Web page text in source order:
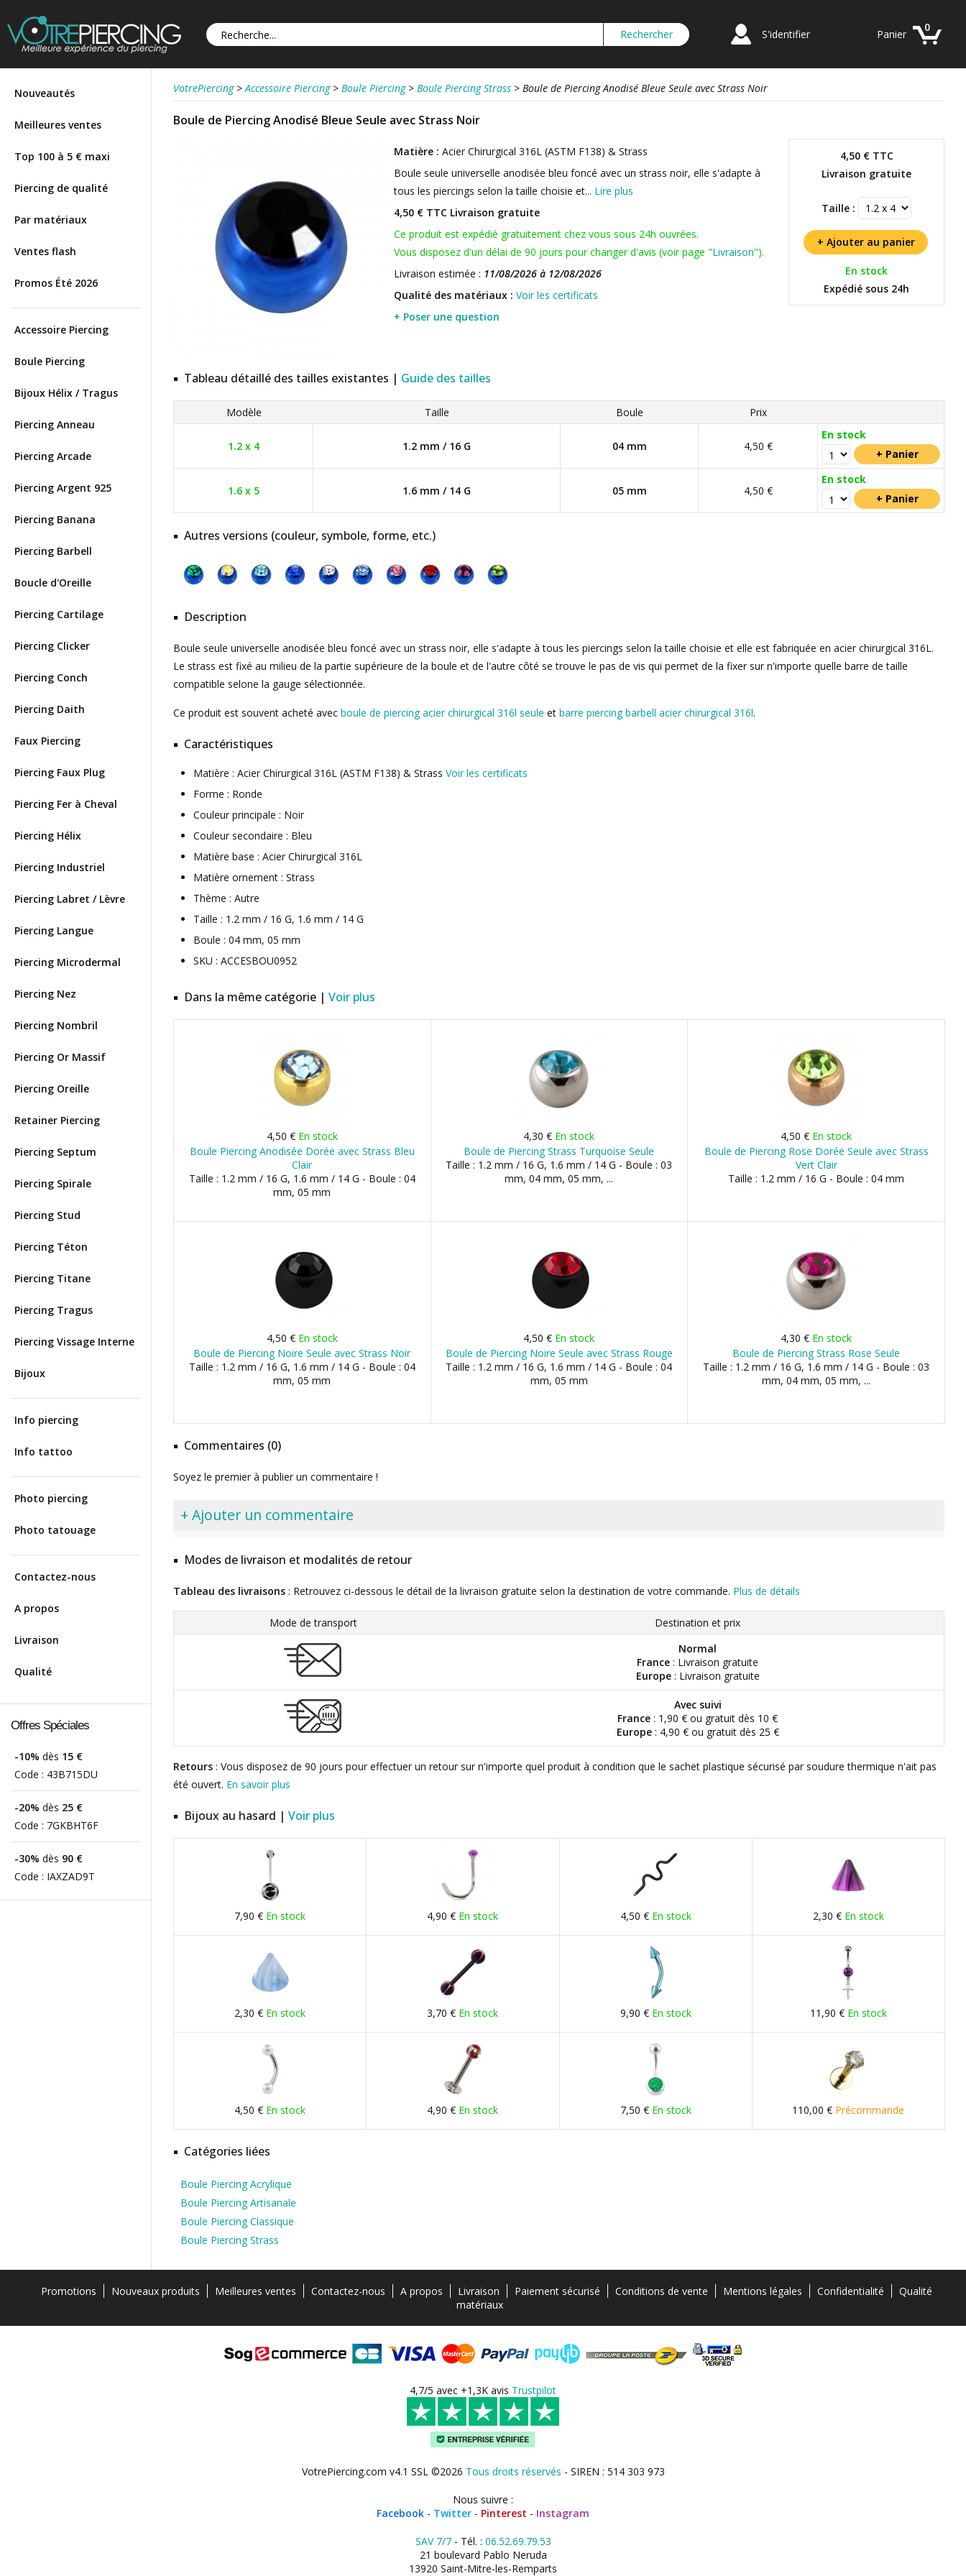
S'identifier
0
Panier
Nouveautés
Meilleures ventes
Top 100 à 5 € maxi
Piercing de qualité
Par matériaux
Ventes flash
Promos Été 2026
Accessoire Piercing
Boule Piercing
Bijoux Hélix / Tragus
Piercing Anneau
Piercing Arcade
Piercing Argent 925
Piercing Banana
Piercing Barbell
Boucle d'Oreille
Piercing Cartilage
Piercing Clicker
Piercing Conch
Piercing Daith
Faux Piercing
Piercing Faux Plug
Piercing Fer à Cheval
Piercing Hélix
Piercing Industriel
Piercing Labret / Lèvre
Piercing Langue
Piercing Microdermal
Piercing Nez
Piercing Nombril
Piercing Or Massif
Piercing Oreille
Retainer Piercing
Piercing Septum
Piercing Spirale
Piercing Stud
Piercing Téton
Piercing Titane
Piercing Tragus
Piercing Vissage Interne
Bijoux
Info piercing
Info tattoo
Photo piercing
Photo tatouage
Contactez-nous
A propos
Livraison
Qualité
Offres Spéciales
-10% dès 15 €
Code : 43B715DU
-20% dès 25 €
Code : 7GKBHT6F
-30% dès 90 €
Code : IAXZAD9T
VotrePiercing > Accessoire Piercing > Boule Piercing > Boule Piercing Strass > Boule de Piercing Anodisé Bleue Seule avec Strass Noir
Boule de Piercing Anodisé Bleue Seule avec Strass Noir
4,50 €TTC
Livraison gratuite
Taille :
En stock
Expédié sous 24h
Matière : Acier Chirurgical 316L (ASTM F138) & Strass
Boule seule universelle anodisée bleu foncé avec un strass noir, elle s'adapte à
tous les piercings selon la taille choisie et... Lire plus
4,50 € TTC Livraison gratuite
Ce produit est expédié gratuitement chez vous sous 24h ouvrées.
Vous disposez d'un délai de 90 jours pour changer d'avis (voir page "Livraison").
Livraison estimée : 11/08/2026 à 12/08/2026
Qualité des matériaux : Voir les certificats
+ Poser une question
Tableau détaillé des tailles existantes | Guide des tailles
Modèle Taille Boule Prix
1.2 x 4 1.2 mm / 16 G 04 mm 4,50 €
En stock
1.6 x 5 1.6 mm / 14 G 05 mm 4,50 €
En stock
Autres versions (couleur, symbole, forme, etc.)
Description
Boule seule universelle anodisée bleu foncé avec un strass noir, elle s'adapte à tous les piercings selon la taille choisie et elle est fabriquée en acier chirurgical 316L.
Le strass est fixé au milieu de la partie supérieure de la boule et de l'autre côté se trouve le pas de vis qui permet de la fixer sur n'importe quelle barre de taille
compatible selone la gauge sélectionnée.
Ce produit est souvent acheté avec boule de piercing acier chirurgical 316l seule et barre piercing barbell acier chirurgical 316l.
Caractéristiques
Matière : Acier Chirurgical 316L (ASTM F138) & Strass Voir les certificats
Forme : Ronde
Couleur principale : Noir
Couleur secondaire : Bleu
Matière base : Acier Chirurgical 316L
Matière ornement : Strass
Thème : Autre
Taille : 1.2 mm / 16 G, 1.6 mm / 14 G
Boule : 04 mm, 05 mm
SKU : ACCESBOU0952
Dans la même catégorie | Voir plus
4,50 € En stock
Boule Piercing Anodisée Dorée avec Strass Bleu
Clair
Taille : 1.2 mm / 16 G, 1.6 mm / 14 G - Boule : 04
mm, 05 mm
4,30 € En stock
Boule de Piercing Strass Turquoise Seule
Taille : 1.2 mm / 16 G, 1.6 mm / 14 G - Boule : 03
mm, 04 mm, 05 mm, ...
4,50 € En stock
Boule de Piercing Rose Dorée Seule avec Strass
Vert Clair
Taille : 1.2 mm / 16 G - Boule : 04 mm
4,50 € En stock
Boule de Piercing Noire Seule avec Strass Noir
Taille : 1.2 mm / 16 G, 1.6 mm / 14 G - Boule : 04
mm, 05 mm
4,50 € En stock
Boule de Piercing Noire Seule avec Strass Rouge
Taille : 1.2 mm / 16 G, 1.6 mm / 14 G - Boule : 04
mm, 05 mm
4,30 € En stock
Boule de Piercing Strass Rose Seule
Taille : 1.2 mm / 16 G, 1.6 mm / 14 G - Boule : 03
mm, 04 mm, 05 mm, ...
Commentaires (0)
Soyez le premier à publier un commentaire !
+ Ajouter un commentaire
Modes de livraison et modalités de retour
Tableau des livraisons : Retrouvez ci-dessous le détail de la livraison gratuite selon la destination de votre commande. Plus de détails
Mode de transport
Destination et prix
Normal
France : Livraison gratuite
Europe: Livraison gratuite
Avec suivi
France : 1,90 € ou gratuit dès 10 €
Europe: 4,90 € ou gratuit dès 25 €
Retours : Vous disposez de 90 jours pour effectuer un retour sur n'importe quel produit à condition que le sachet plastique sécurisé par soudure thermique n'ait pas
été ouvert. En savoir plus
Bijoux au hasard | Voir plus
7,90 € En stock 4,90 € En stock 4,50 € En stock 2,30 € En stock
2,30 € En stock 3,70 € En stock 9,90 € En stock 11,90 € En stock
4,50 € En stock 4,90 € En stock 7,50 € En stock 110,00 € Précommande
Catégories liées
Boule Piercing Acrylique
Boule Piercing Artisanale
Boule Piercing Classique
Boule Piercing Strass
Promotions Nouveaux produits Meilleures ventes Contactez-nous A propos Livraison Paiement sécurisé Conditions de vente Mentions légales Confidentialité
Qualité
matériaux
4,7/5 avec +1,3K avis Trustpilot
VotrePiercing.com v4.1 SSL ©2026 Tous droits réservés - SIREN : 514 303 973
Nous suivre :
Facebook - Twitter - Pinterest - Instagram
SAV 7/7- Tél. : 06.52.69.79.53
21 boulevard Pablo Neruda
13920 Saint-Mitre-les-Remparts